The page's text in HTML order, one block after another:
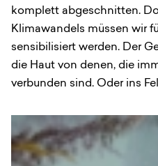
komplett abgeschnitten.
Klimawandels müssen wir
sensibilisiert werden. Der
die Haut von denen, die
verbunden sind. Oder ins